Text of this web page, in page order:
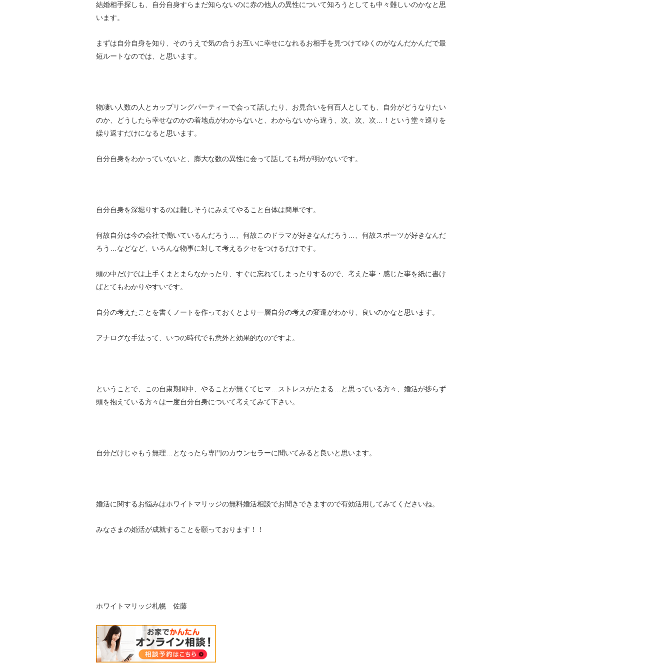
結婚相手探しも、自分自身すらまだ知らないのに赤の他人の異性について知ろうとしても中々難しいのかなと思
います。
まずは自分自身を知り、そのうえで気の合うお互いに幸せになれるお相手を見つけてゆくのがなんだかんだで最
短ルートなのでは、と思います。
物凄い人数の人とカップリングパーティーで会って話したり、お見合いを何百人としても、自分がどうなりたい
のか、どうしたら幸せなのかの着地点がわからないと、わからないから違う、次、次、次…！という堂々巡りを
繰り返すだけになると思います。
自分自身をわかっていないと、膨大な数の異性に会って話しても埒が明かないです。
自分自身を深堀りするのは難しそうにみえてやること自体は簡単です。
何故自分は今の会社で働いているんだろう…、何故このドラマが好きなんだろう…、何故スポーツが好きなんだ
ろう…などなど、いろんな物事に対して考えるクセをつけるだけです。
頭の中だけでは上手くまとまらなかったり、すぐに忘れてしまったりするので、考えた事・感じた事を紙に書け
ばとてもわかりやすいです。
自分の考えたことを書くノートを作っておくとより一層自分の考えの変遷がわかり、良いのかなと思います。
アナログな手法って、いつの時代でも意外と効果的なのですよ。
ということで、この自粛期間中、やることが無くてヒマ…ストレスがたまる…と思っている方々、婚活が捗らず
頭を抱えている方々は一度自分自身について考えてみて下さい。
自分だけじゃもう無理…となったら専門のカウンセラーに聞いてみると良いと思います。
婚活に関するお悩みはホワイトマリッジの無料婚活相談でお聞きできますので有効活用してみてくださいね。
みなさまの婚活が成就することを願っております！！
ホワイトマリッジ札幌 佐藤